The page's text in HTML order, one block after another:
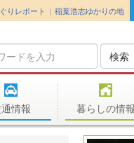
りレポート 稲葉浩志ゆかりの地
検索
情報 暮らしの情報